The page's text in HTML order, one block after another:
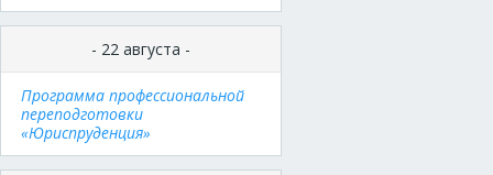
- 22 августа -
Программа профессиональной
переподготовки
«Юриспруденция»